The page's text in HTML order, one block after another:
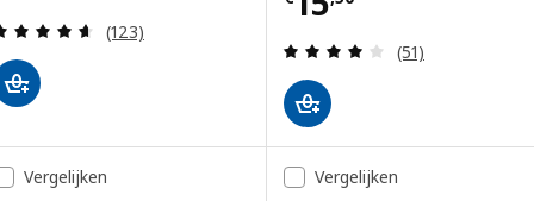
Beoordeling: 4.6 van 5 sterren. Totaal
(123)
Beoordeling: 4
(51)
Vergelijken Vergelijken